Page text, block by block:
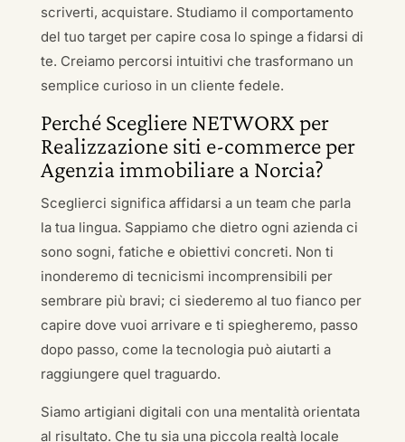
scriverti, acquistare. Studiamo il comportamento
del tuo target per capire cosa lo spinge a fidarsi di
te. Creiamo percorsi intuitivi che trasformano un
semplice curioso in un cliente fedele.
Perché Scegliere NETWORX per
Realizzazione siti e-commerce per
Agenzia immobiliare a Norcia?
Sceglierci significa affidarsi a un team che parla
la tua lingua. Sappiamo che dietro ogni azienda ci
sono sogni, fatiche e obiettivi concreti. Non ti
inonderemo di tecnicismi incomprensibili per
sembrare più bravi; ci siederemo al tuo fianco per
capire dove vuoi arrivare e ti spiegheremo, passo
dopo passo, come la tecnologia può aiutarti a
raggiungere quel traguardo.
Siamo artigiani digitali con una mentalità orientata
al risultato. Che tu sia una piccola realtà locale